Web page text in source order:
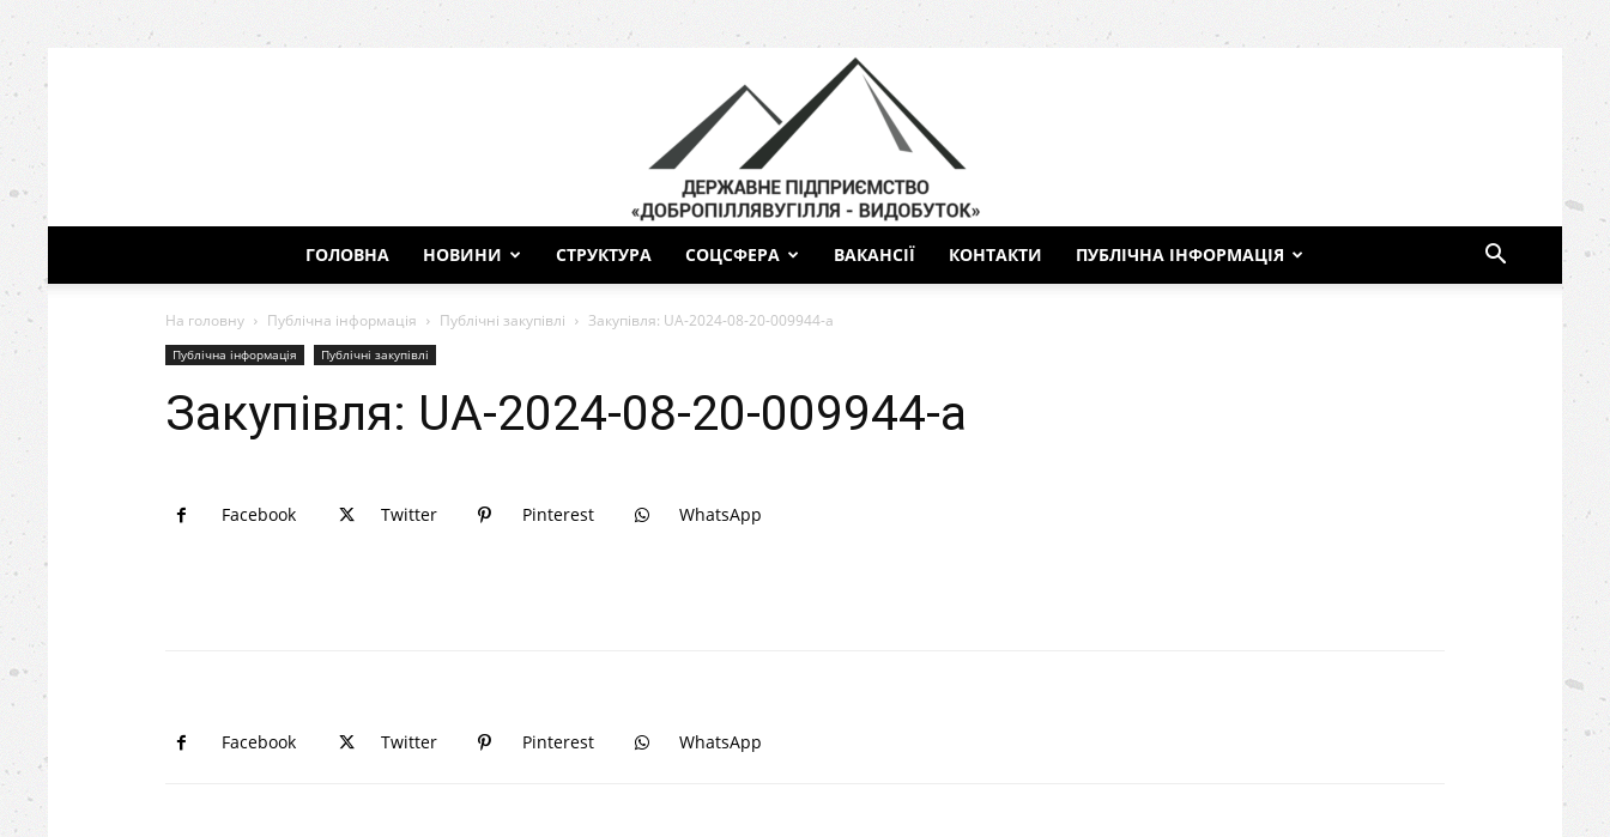
ГОЛОВНА НОВИНИ СТРУКТУРА СОЦСФЕРА ВАКАНСІЇ КОНТАКТИ ПУБЛІЧНА ІНФОРМАЦІЯ
На головну Публічна інформація Публічні закупівлі Закупівля: UA-2024-08-20-009944-a
Публічна інформація Публічні закупівлі
Закупівля: UA-2024-08-20-009944-a
Facebook Twitter Pinterest WhatsApp
Facebook Twitter Pinterest WhatsApp